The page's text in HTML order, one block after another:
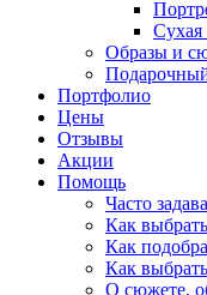
Сухая
Образы и
Портфолио
Цены
Отзывы
Акции
Помощь
Часто
Как
Как
Как
О сюжете,